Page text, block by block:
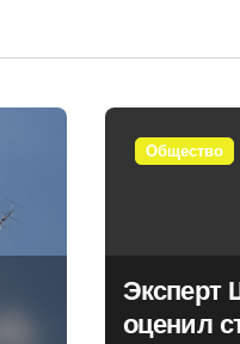
Общество
Эксперт
оценил